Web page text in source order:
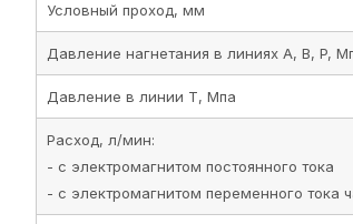
Условный проход, мм
Давление нагнетания в линиях A, B, P,
Давление в линии T, Мпа
Расход, л/мин:
- с электромагнитом постоянного тока
- с электромагнитом переменного тока